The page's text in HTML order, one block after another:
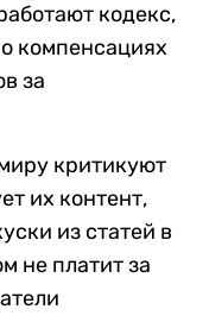
кодекс,
компенсациях
за
критикуют
их контент,
из статей в
не платит за